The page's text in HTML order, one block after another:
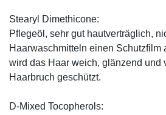
Stearyl Dimethicone:
Pflegeöl, sehr gut hautverträglich,
Haarwaschmitteln einen Schutzfilm
wird das Haar weich, glänzend und
Haarbruch geschützt.
D-Mixed Tocopherols: